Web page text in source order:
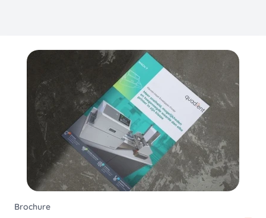
Brochure